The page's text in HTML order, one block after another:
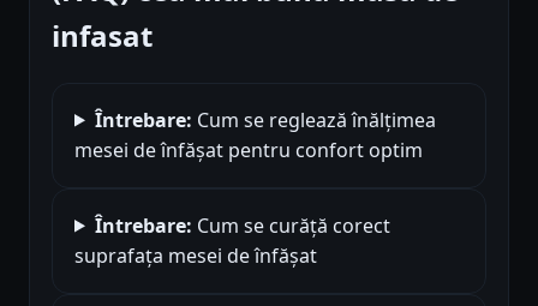
infasat
Întrebare: Cum se reglează înălțimea
mesei de înfășat pentru confort optim
Întrebare: Cum se curăță corect
suprafața mesei de înfășat